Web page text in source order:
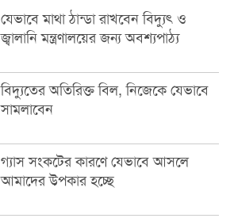
যেভাবে মাথা ঠান্ডা রাখবেন বিদ্যুৎ ও
জ্বালানি মন্ত্রণালয়ের জন্য অবশ্যপাঠ্য
বিদ্যুতের অতিরিক্ত বিল, নিজেকে যেভাবে
সামলাবেন
গ্যাস সংকটের কারণে যেভাবে আসলে
আমাদের উপকার হচ্ছে